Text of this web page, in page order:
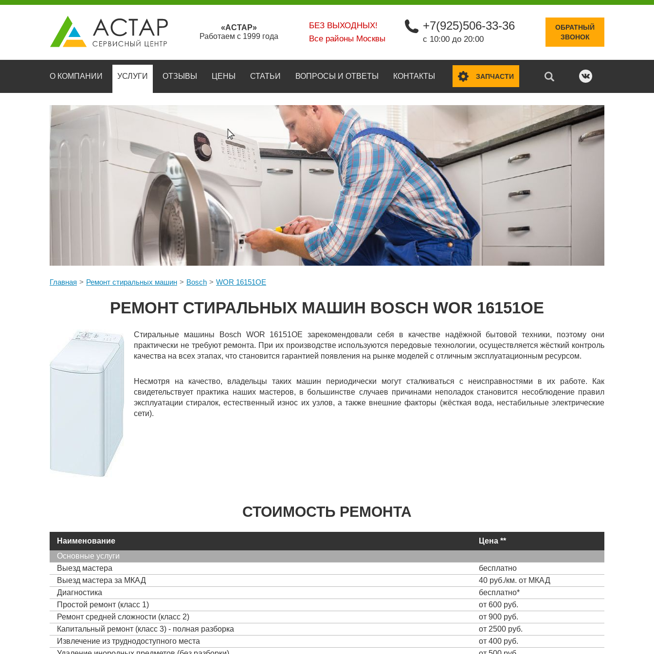
«АСТАР»
Работаем с 1999 года
БЕЗ ВЫХОДНЫХ!
Все районы Москвы
+7(925)506-33-36
с 10:00 до 20:00
ОБРАТНЫЙ
ЗВОНОК
О КОМПАНИИ УСЛУГИ ОТЗЫВЫ ЦЕНЫ СТАТЬИ ВОПРОСЫ И ОТВЕТЫ КОНТАКТЫ ЗАПЧАСТИ
Главная Ремонт стиральных машин Bosch WOR 16151OE
РЕМОНТ СТИРАЛЬНЫХ МАШИН BOSCH WOR 16151OE
Стиральные машины Bosch WOR 16151OE зарекомендовали себя в качестве надёжной бытовой техники, поэтому они
практически не требуют ремонта. При их производстве используются передовые технологии, осуществляется жёсткий контроль
качества на всех этапах, что становится гарантией появления на рынке моделей с отличным эксплуатационным ресурсом.
Несмотря на качество, владельцы таких машин периодически могут сталкиваться с неисправностями в их работе. Как
свидетельствует практика наших мастеров, в большинстве случаев причинами неполадок становится несоблюдение правил
эксплуатации стиралок, естественный износ их узлов, а также внешние факторы (жёсткая вода, нестабильные электрические
сети).
СТОИМОСТЬ РЕМОНТА
Наименование
Цена **
Основные услуги
Выезд мастера
бесплатно
Выезд мастера за МКАД
40 руб./км. от МКАД
Диагностика
бесплатно*
Простой ремонт (класс 1)
от 600 руб.
Ремонт средней сложности (класс 2)
от 900 руб.
Капитальный ремонт (класс 3) - полная разборка
от 2500 руб.
Извлечение из труднодоступного места
от 400 руб.